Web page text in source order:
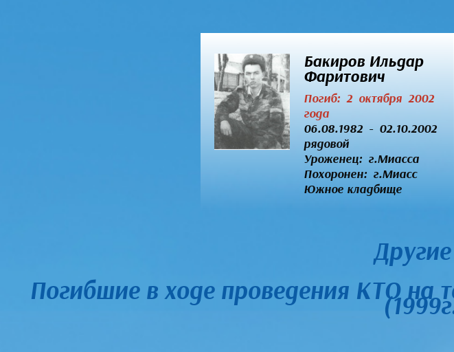
Бакиров Ильдар
Фаритович
Погиб: 2 октября 2002
года
06.08.1982 - 02.10.2002
рядовой
Уроженец: г.Миасса
Похоронен: г.Миасс
Южное кладбище
Погибшие в ходе проведения КТО на